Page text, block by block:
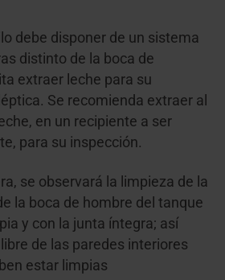
debe disponer de un sistema
distinto de la boca de
extraer leche para su
Se recomienda extraer al
en un recipiente a ser
para su inspección.
se observará la limpieza de la
la boca de hombre del tanque
y con la junta íntegra; así
de las paredes interiores
estar limpias